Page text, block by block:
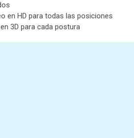
en HD para todas las posiciones
3D para cada postura